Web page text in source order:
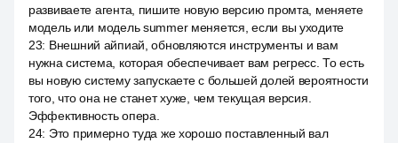
развиваете агента, пишите новую версию промта, меняете
модель или модель summer меняется, если вы уходите
23: Внешний айпиай, обновляются инструменты и вам
нужна система, которая обеспечивает вам регресс. То есть
вы новую систему запускаете с большей долей вероятности
того, что она не станет хуже, чем текущая версия.
Эффективность опера.
24: Это примерно туда же хорошо поставленный вал